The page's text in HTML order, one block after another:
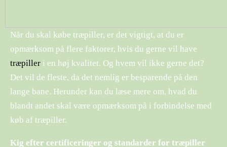
Når du skal købe træpiller, er det vigtigt, at du er
opmærksom på flere faktorer, hvis du gerne vil have
træpiller i en høj kvalitet. Og hvem vil ikke gerne det?
Det vil de fleste, da det nemlig er besparende på den
lange bane. Herunder kan du læse mere om, hvad du
blandt andet skal være opmærksom på i forbindelse med
køb af træpiller.
Kig efter certificeringer og standarder for træpiller